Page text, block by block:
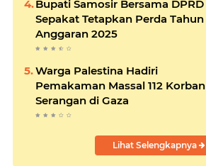
Bupati Samosir Bersama DPRD
Sepakat Tetapkan Perda Tahun
Anggaran 2025
Warga Palestina Hadiri
Pemakaman Massal 112 Korban
Serangan di Gaza
Lihat Selengkapnya